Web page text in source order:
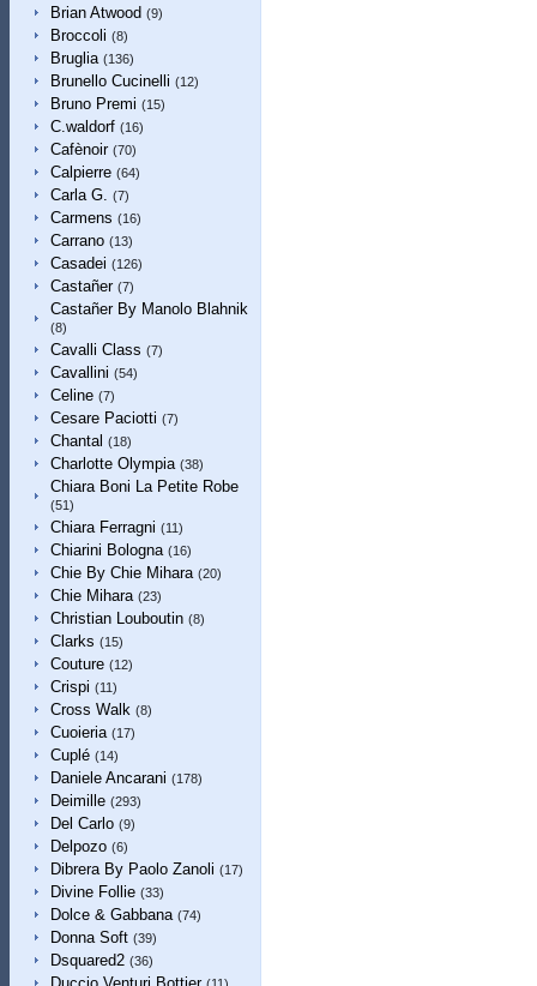
Brian Atwood (9)
Broccoli (8)
Bruglia (136)
Brunello Cucinelli (12)
Bruno Premi (15)
C.waldorf (16)
Cafènoir (70)
Calpierre (64)
Carla G. (7)
Carmens (16)
Carrano (13)
Casadei (126)
Castañer (7)
Castañer By Manolo Blahnik
(8)
Cavalli Class (7)
Cavallini (54)
Celine (7)
Cesare Paciotti (7)
Chantal (18)
Charlotte Olympia (38)
Chiara Boni La Petite Robe
(51)
Chiara Ferragni (11)
Chiarini Bologna (16)
Chie By Chie Mihara (20)
Chie Mihara (23)
Christian Louboutin (8)
Clarks (15)
Couture (12)
Crispi (11)
Cross Walk (8)
Cuoieria (17)
Cuplé (14)
Daniele Ancarani (178)
Deimille (293)
Del Carlo (9)
Delpozo (6)
Dibrera By Paolo Zanoli (17)
Divine Follie (33)
Dolce & Gabbana (74)
Donna Soft (39)
Dsquared2 (36)